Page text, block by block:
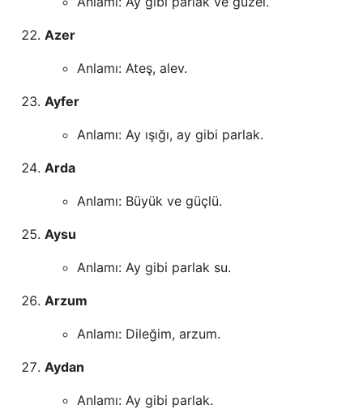
Azer
Anlamı: Ateş, alev.
Ayfer
Anlamı: Ay ışığı, ay gibi parlak.
Arda
Anlamı: Büyük ve güçlü.
Aysu
Anlamı: Ay gibi parlak su.
Arzum
Anlamı: Dileğim, arzum.
Aydan
Anlamı: Ay gibi parlak.